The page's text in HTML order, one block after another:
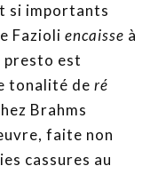
si importants
Fazioli encaisse à
presto est
tonalité de ré
Brahms
faite non
cassures au